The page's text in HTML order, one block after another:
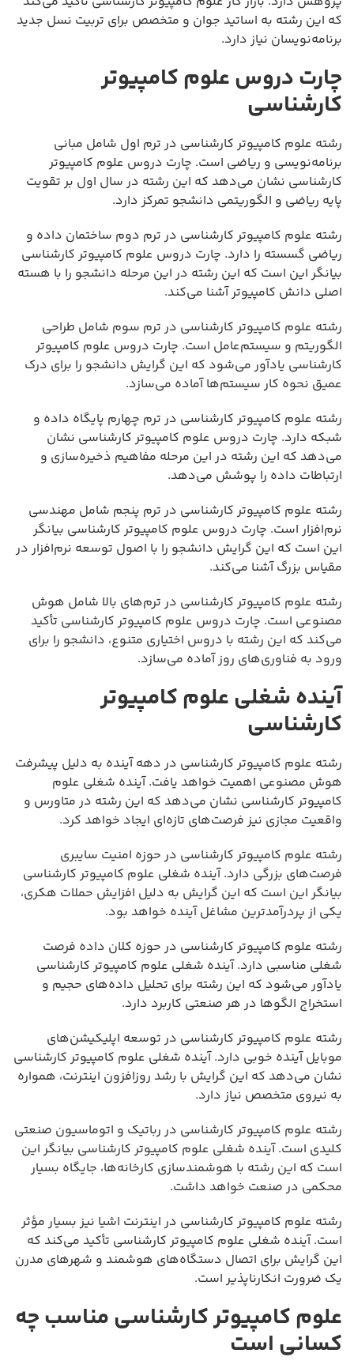
که این رشته به اساتید جوان و متخصص برای تربیت نسل جدید
برنامه‌نویسان نیاز دارد.
چارت دروس علوم کامپیوتر
کارشناسی
رشته علوم کامپیوتر کارشناسی در ترم اول شامل مبانی
برنامه‌نویسی و ریاضی است. چارت دروس علوم کامپیوتر
کارشناسی نشان می‌دهد که این رشته در سال اول بر تقویت
پایه ریاضی و الگوریتمی دانشجو تمرکز دارد.
رشته علوم کامپیوتر کارشناسی در ترم دوم ساختمان داده و
ریاضی گسسته را دارد. چارت دروس علوم کامپیوتر کارشناسی
بیانگر این است که این رشته در این مرحله دانشجو را با هسته
اصلی دانش کامپیوتر آشنا می‌کند.
رشته علوم کامپیوتر کارشناسی در ترم سوم شامل طراحی
الگوریتم و سیستم‌عامل است. چارت دروس علوم کامپیوتر
کارشناسی یادآور می‌شود که این گرایش دانشجو را برای درک
عمیق نحوه کار سیستم‌ها آماده می‌سازد.
رشته علوم کامپیوتر کارشناسی در ترم چهارم پایگاه داده و
شبکه دارد. چارت دروس علوم کامپیوتر کارشناسی نشان
می‌دهد که این رشته در این مرحله مفاهیم ذخیره‌سازی و
ارتباطات داده را پوشش می‌دهد.
رشته علوم کامپیوتر کارشناسی در ترم پنجم شامل مهندسی
نرم‌افزار است. چارت دروس علوم کامپیوتر کارشناسی بیانگر
این است که این گرایش دانشجو را با اصول توسعه نرم‌افزار در
مقیاس بزرگ آشنا می‌کند.
رشته علوم کامپیوتر کارشناسی در ترم‌های بالا شامل هوش
مصنوعی است. چارت دروس علوم کامپیوتر کارشناسی تأکید
می‌کند که این رشته با دروس اختیاری متنوع، دانشجو را برای
ورود به فناوری‌های روز آماده می‌سازد.
آینده شغلی علوم کامپیوتر
کارشناسی
رشته علوم کامپیوتر کارشناسی در دهه آینده به دلیل پیشرفت
هوش مصنوعی اهمیت خواهد یافت. آینده شغلی علوم
کامپیوتر کارشناسی نشان می‌دهد که این رشته در متاورس و
واقعیت مجازی نیز فرصت‌های تازه‌ای ایجاد خواهد کرد.
رشته علوم کامپیوتر کارشناسی در حوزه امنیت سایبری
فرصت‌های بزرگی دارد. آینده شغلی علوم کامپیوتر کارشناسی
بیانگر این است که این گرایش به دلیل افزایش حملات هکری،
یکی از پردرآمدترین مشاغل آینده خواهد بود.
رشته علوم کامپیوتر کارشناسی در حوزه کلان داده فرصت
شغلی مناسبی دارد. آینده شغلی علوم کامپیوتر کارشناسی
یادآور می‌شود که این رشته برای تحلیل داده‌های حجیم و
استخراج الگوها در هر صنعتی کاربرد دارد.
رشته علوم کامپیوتر کارشناسی در توسعه اپلیکیشن‌های
موبایل آینده خوبی دارد. آینده شغلی علوم کامپیوتر کارشناسی
نشان می‌دهد که این گرایش با رشد روزافزون اینترنت، همواره
به نیروی متخصص نیاز دارد.
رشته علوم کامپیوتر کارشناسی در رباتیک و اتوماسیون صنعتی
کلیدی است. آینده شغلی علوم کامپیوتر کارشناسی بیانگر این
است که این رشته با هوشمندسازی کارخانه‌ها، جایگاه بسیار
محکمی در صنعت خواهد داشت.
رشته علوم کامپیوتر کارشناسی در اینترنت اشیا نیز بسیار مؤثر
است. آینده شغلی علوم کامپیوتر کارشناسی تأکید می‌کند که
این گرایش برای اتصال دستگاه‌های هوشمند و شهرهای مدرن
یک ضرورت انکارناپذیر است.
علوم کامپیوتر کارشناسی مناسب چه
کسانی است